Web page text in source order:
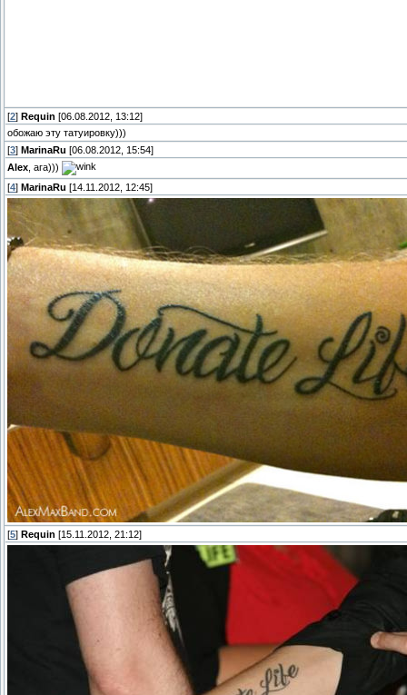
[2] Requin [06.08.2012, 13:12]
обожаю эту татуировку)))
[3] MarinaRu [06.08.2012, 15:54]
Alex , ага)))
[4] MarinaRu [14.11.2012, 12:45]
[5] Requin [15.11.2012, 21:12]